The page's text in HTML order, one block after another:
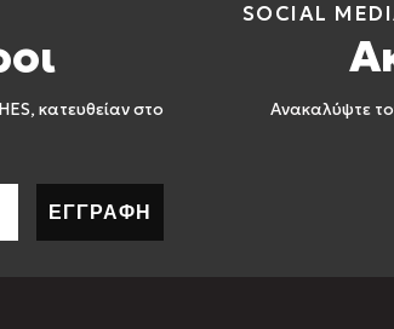
κατευθείαν στο
ΕΓΓΡΑΦΗ
SOCIAL
Ανακαλύψτε